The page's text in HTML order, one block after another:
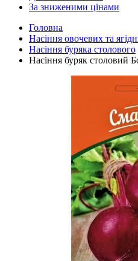
За зниженими цінами
Головна
Насіння овочевих та
Насіння буряка столового
Насіння буряк столовий